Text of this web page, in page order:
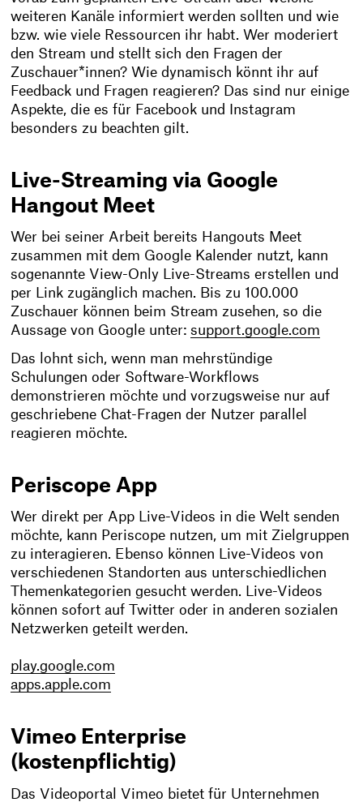
weiteren Kanäle informiert werden sollten und wie
bzw. wie viele Ressourcen ihr habt. Wer moderiert
den Stream und stellt sich den Fragen der
Zuschauer*innen? Wie dynamisch könnt ihr auf
Feedback und Fragen reagieren? Das sind nur einige
Aspekte, die es für Facebook und Instagram
besonders zu beachten gilt.
Live-Streaming via Google
Hangout Meet
Wer bei seiner Arbeit bereits Hangouts Meet
zusammen mit dem Google Kalender nutzt, kann
sogenannte View-Only Live-Streams erstellen und
per Link zugänglich machen. Bis zu 100.000
Zuschauer können beim Stream zusehen, so die
Aussage von Google unter:support.google.com
Das lohnt sich, wenn man mehrstündige
Schulungen oder Software-Workflows
demonstrieren möchte und vorzugsweise nur auf
geschriebene Chat-Fragen der Nutzer parallel
reagieren möchte.
Periscope App
Wer direkt per App Live-Videos in die Welt senden
möchte, kann Periscope nutzen, um mit Zielgruppen
zu interagieren. Ebenso können Live-Videos von
verschiedenen Standorten aus unterschiedlichen
Themenkategorien gesucht werden. Live-Videos
können sofort auf Twitter oder in anderen sozialen
Netzwerken geteilt werden.
play.google.com
apps.apple.com
Vimeo Enterprise
(kostenpflichtig)
Das Videoportal Vimeo bietet für Unternehmen